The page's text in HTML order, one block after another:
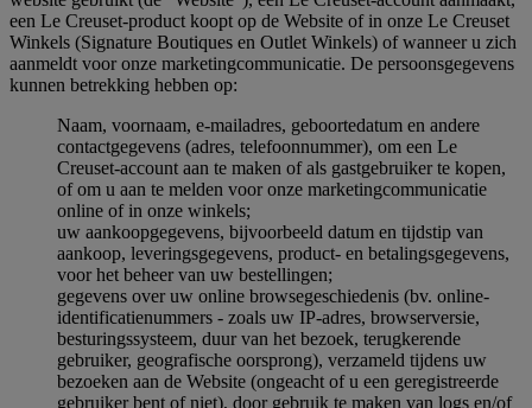
een Le Creuset-product koopt op de Website of in onze Le Creuset
Winkels (Signature Boutiques en Outlet Winkels) of wanneer u zich
aanmeldt voor onze marketingcommunicatie. De persoonsgegevens
kunnen betrekking hebben op:
Naam, voornaam, e-mailadres, geboortedatum en andere
contactgegevens (adres, telefoonnummer), om een Le
Creuset-account aan te maken of als gastgebruiker te kopen,
of om u aan te melden voor onze marketingcommunicatie
online of in onze winkels;
uw aankoopgegevens, bijvoorbeeld datum en tijdstip van
aankoop, leveringsgegevens, product- en betalingsgegevens,
voor het beheer van uw bestellingen;
gegevens over uw online browsegeschiedenis (bv. online-
identificatienummers - zoals uw IP-adres, browserversie,
besturingssysteem, duur van het bezoek, terugkerende
gebruiker, geografische oorsprong), verzameld tijdens uw
bezoeken aan de Website (ongeacht of u een geregistreerde
gebruiker bent of niet), door gebruik te maken van logs en/of